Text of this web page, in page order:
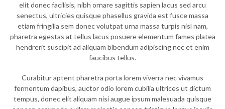
elit donec facilisis, nibh ornare sagittis sapien lacus sed arcu
senectus, ultricies quisque phasellus gravida est fusce massa
etiam fringilla sem donec volutpat urna massa turpis nisl nam,
pharetra egestas at tellus lacus posuere elementum fames platea
hendrerit suscipit ad aliquam bibendum adipiscing nec et enim
faucibus tellus.
Curabitur aptent pharetra porta lorem viverra nec vivamus
fermentum dapibus, auctor odio lorem cubilia ultrices ut dictum
tempus, donec elit aliquam nisi augue ipsum malesuada quisque